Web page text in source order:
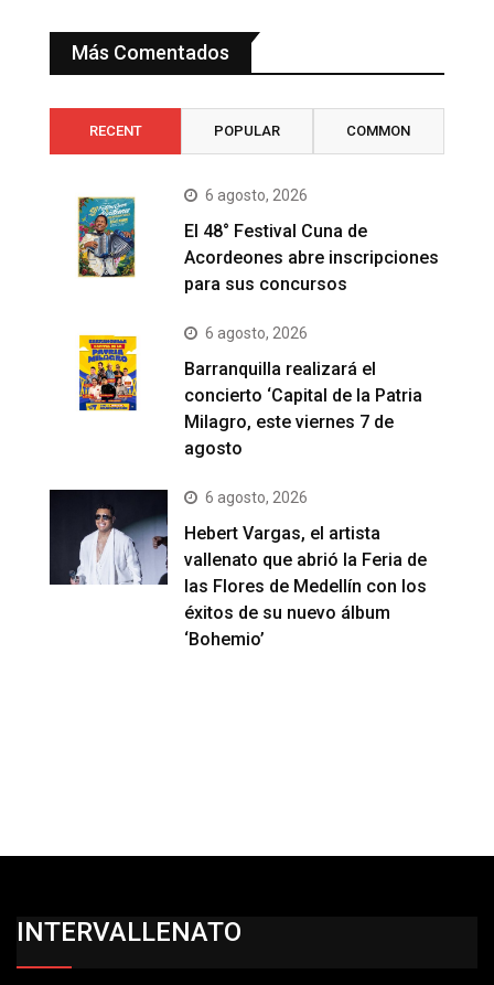
Más Comentados
RECENT POPULAR COMMON
6 agosto, 2026
El 48° Festival Cuna de
Acordeones abre inscripciones
para sus concursos
6 agosto, 2026
Barranquilla realizará el
concierto ‘Capital de la Patria
Milagro, este viernes 7 de
agosto
6 agosto, 2026
Hebert Vargas, el artista
vallenato que abrió la Feria de
las Flores de Medellín con los
éxitos de su nuevo álbum
‘Bohemio’
INTERVALLENATO